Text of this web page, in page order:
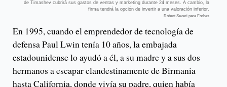
de Timashev cubrirá sus gastos de ventas y marketing durante 24 meses. A cambio, la
firma tendrá la opción de invertir a una valoración inferior.
Robert Severi para Forbes
En 1995, cuando el emprendedor de tecnología de
defensa Paul Lwin tenía 10 años, la embajada
estadounidense lo ayudó a él, a su madre y a sus dos
hermanos a escapar clandestinamente de Birmania
hasta California, donde vivía su padre, quien había